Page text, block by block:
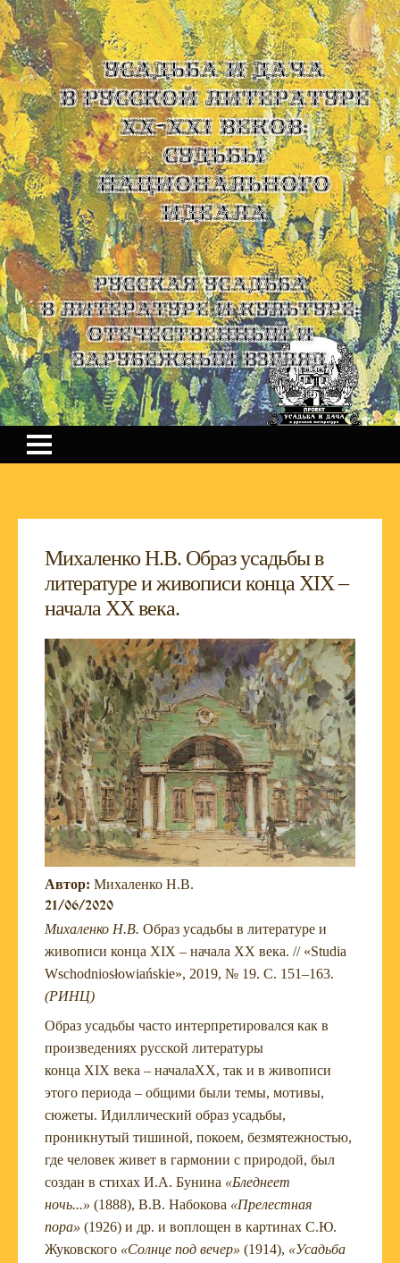
УСАДЬБА И ДАЧА
В РУССКОЙ ЛИТЕРАТУРЕ
XX-XXI ВЕКОВ:
СУДЬБЫ
НАЦИОНАЛЬНОГО
ИДЕАЛА
Русская усадьба
в литературе и культуре:
отечественный и
зарубежный взгляд
Михаленко Н.В. Образ усадьбы в
литературе и живописи конца XIX –
начала XX века.
Автор: Михаленко Н.В.
21/06/2020
Михаленко Н.В. Образ усадьбы в литературе и
живописи конца XIX – начала XX века. // «Studia
Wschodniosłowiańskie», 2019, № 19. С. 151–163.
(РИНЦ)
Образ усадьбы часто интерпретировался как в
произведениях русской литературы
конца XIX века – началаXX, так и в живописи
этого периода – общими были темы, мотивы,
сюжеты. Идиллический образ усадьбы,
проникнутый тишиной, покоем, безмятежностью,
где человек живет в гармонии с природой, был
создан в стихах И.А. Бунина «Бледнеет
ночь...» (1888), В.В. Набокова «Прелестная
пора» (1926) и др. и воплощен в картинах С.Ю.
Жуковского «Солнце под вечер» (1914), «Усадьба